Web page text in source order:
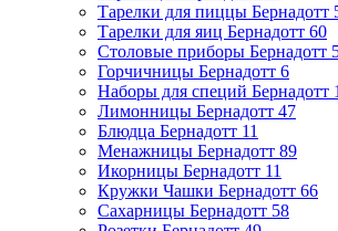
Тарелки для пиццы Бернадотт
Тарелки для яиц Бернадотт 60
Столовые приборы Бернадотт
Горчичницы Бернадотт 6
Наборы для специй Бернадотт
Лимонницы Бернадотт 47
Блюдца Бернадотт 11
Менажницы Бернадотт 89
Икорницы Бернадотт 11
Кружки Чашки Бернадотт 66
Сахарницы Бернадотт 58